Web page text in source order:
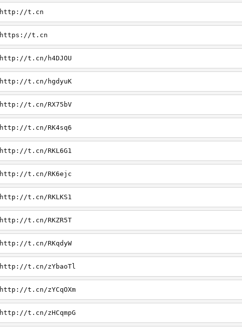
http://t.cn
https://t.cn
http://t.cn/h4DJOU
http://t.cn/hgdyuK
http://t.cn/RX75bV
http://t.cn/RK4sq6
http://t.cn/RKL6G1
http://t.cn/RK6ejc
http://t.cn/RKLKS1
http://t.cn/RKZR5T
http://t.cn/RKqdyW
http://t.cn/zYbaoTl
http://t.cn/zYCqOXm
http://t.cn/zHCqmpG